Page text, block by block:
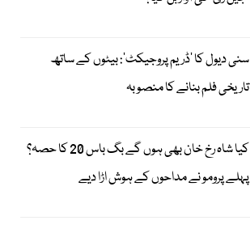
سنی دیول کا ’ڈریم پروجیکٹ‘: بیٹوں کے ساتھ
تاریخی فلم بنانے کا منصوبہ
کیا شاہ رخ خان بھی ہوں گے بگ باس 20 کا حصہ؟
پہلے پرومو نے مداحوں کے ہوش اڑا دیے